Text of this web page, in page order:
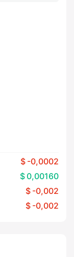
-0,0002
0,00160
-0,002
-0,002